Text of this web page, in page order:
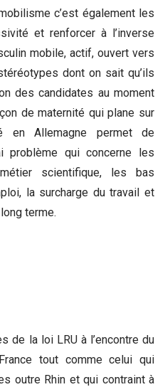
c’est également les
et renforcer à l’inverse
mobile, actif, ouvert vers
dont on sait qu’ils
des candidates au moment
de maternité qui plane sur
en Allemagne permet de
problème qui concerne les
scientifique, les bas
la surcharge du travail et
terme.
de la loi LRU à l’encontre du
tout comme celui qui
outre Rhin et qui contraint à